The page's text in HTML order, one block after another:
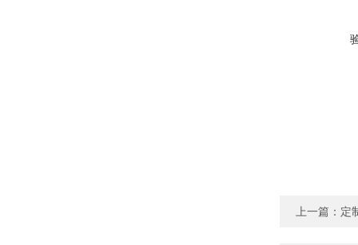
上一篇： 定